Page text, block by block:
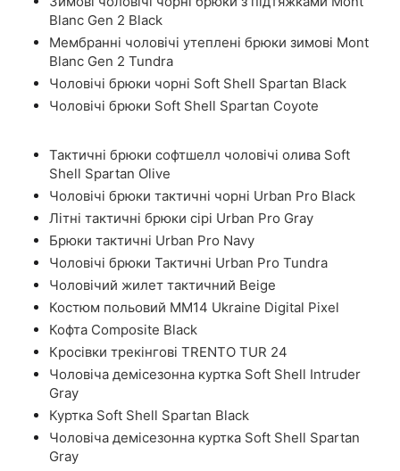
Blanc Gen 2 Black
Мембранні чоловічі утеплені брюки зимові Mont
Blanc Gen 2 Tundra
Чоловічі брюки чорні Soft Shell Spartan Black
Чоловічі брюки Soft Shell Spartan Coyote
Тактичні брюки софтшелл чоловічі олива Soft
Shell Spartan Olive
Чоловічі брюки тактичні чорні Urban Pro Black
Літні тактичні брюки сірі Urban Pro Gray
Брюки тактичні Urban Pro Navy
Чоловічі брюки Тактичні Urban Pro Tundra
Чоловічий жилет тактичний Beige
Костюм польовий ММ14 Ukraine Digital Pixel
Кофта Composite Black
Кросівки трекінгові TRENTO TUR 24
Чоловіча демісезонна куртка Soft Shell Intruder
Gray
Куртка Soft Shell Spartan Black
Чоловіча демісезонна куртка Soft Shell Spartan
Gray